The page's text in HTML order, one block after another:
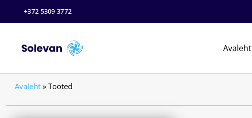
+372 5309 3772
Avaleht
Avaleht » Tooted